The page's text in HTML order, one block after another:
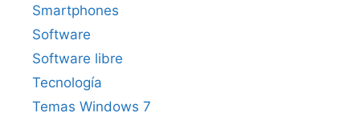
Smartphones
Software
Software libre
Tecnología
Temas Windows 7